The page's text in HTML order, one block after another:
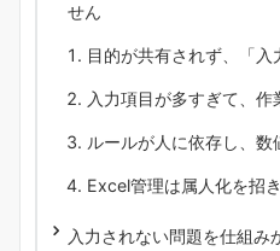
せん
目的が共有されず、「
入力項目が多すぎて、作
ルールが人に依存し、数
Excel管理は属人化を招
入力されない問題を仕組み